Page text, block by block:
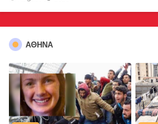
ΑΘΗΝΑ